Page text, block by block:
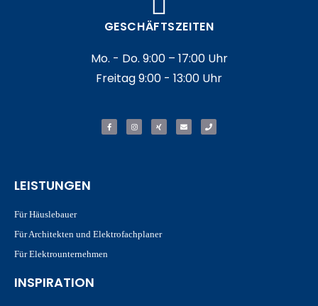
GESCHÄFTSZEITEN
Mo. - Do. 9:00 – 17:00 Uhr
Freitag 9:00 - 13:00 Uhr
LEISTUNGEN
Für Häuslebauer
Für Architekten und Elektrofachplaner
Für Elektrounternehmen
INSPIRATION